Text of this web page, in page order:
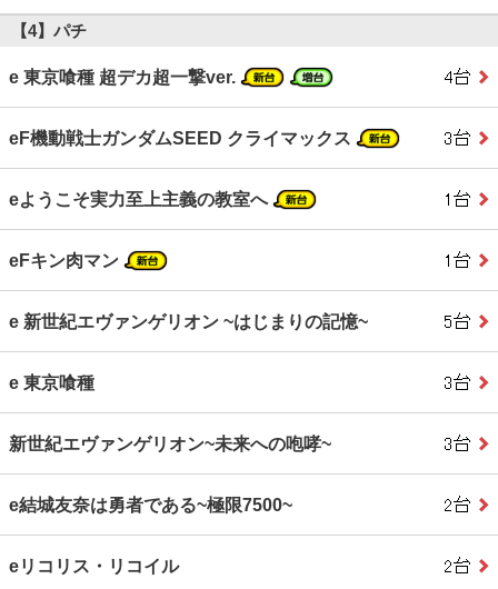
【4】パチ
e 東京喰種 超デカ超一撃ver.
eF機動戦士ガンダムSEED クライマックス
eようこそ実力至上主義の教室へ
eFキン肉マン
e 新世紀エヴァンゲリオン ~はじまりの記憶~
e 東京喰種
新世紀エヴァンゲリオン~未来への咆哮~
e結城友奈は勇者である~極限7500~
eリコリス・リコイル